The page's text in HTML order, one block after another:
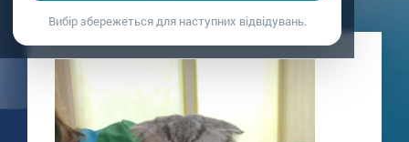
Вибір збережеться для наступних відвідувань.